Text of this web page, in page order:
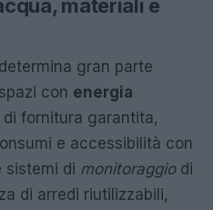
materiali e
determina gran parte
con energia
fornitura garantita,
e accessibilità con
sistemi di monitoraggiodi
di arredi riutilizzabili,